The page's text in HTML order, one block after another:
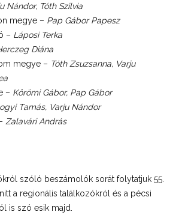
Nándor, Tóth Szilvia
megye – Pap Gábor Papesz
– Láposi Terka
Diána
megye – Tóth Zsuzsanna, Varju
– Körömi Gábor, Pap Gábor
Tamás, Varju Nándor
Zalavári András
szóló beszámolók sorát folytatjuk 55.
a regionális találkozókról és a pécsi
is szó esik majd.